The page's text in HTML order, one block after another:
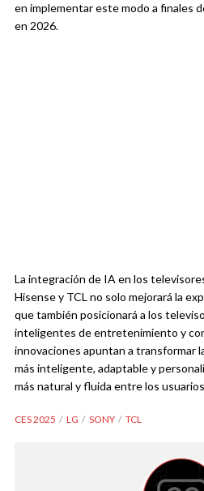
en implementar este modo a finales
en 2026.
La integración de IA en los
Hisense y TCL no solo mejorará la
que también posicionará a los
inteligentes de entretenimiento y
innovaciones apuntan a transformar
más inteligente, adaptable y
más natural y fluida entre los
CES 2025 LG SONY TCL